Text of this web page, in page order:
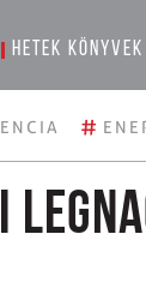
Hetek könyvek
#